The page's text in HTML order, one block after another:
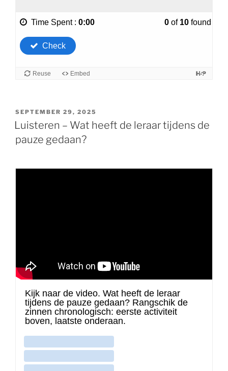
GEPLAATST
OP
SEPTEMBER 29, 2025
Luisteren – Wat heeft de leraar tijdens de
pauze gedaan?